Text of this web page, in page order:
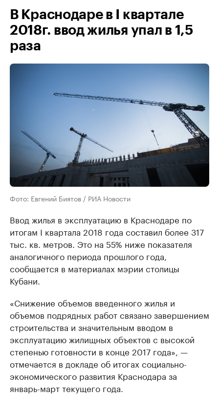
В Краснодаре в I квартале
2018г. ввод жилья упал в 1,5
раза
Фото: Евгений Биятов / РИА Новости
Ввод жилья в эксплуатацию в Краснодаре по
итогам I квартала 2018 года составил более 317
тыс. кв. метров. Это на 55% ниже показателя
аналогичного периода прошлого года,
сообщается в материалах мэрии столицы
Кубани.
«Снижение объемов введенного жилья и
объемов подрядных работ связано завершением
строительства и значительным вводом в
эксплуатацию жилищных объектов с высокой
степенью готовности в конце 2017 года», —
отмечается в докладе об итогах социально-
экономического развития Краснодара за
январь-март текущего года.